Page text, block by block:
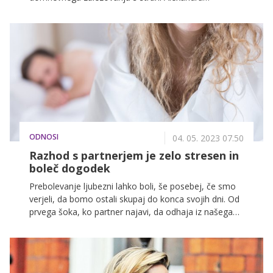
Kardalian, nedavno izpuščen iz zapora, se je pojavil na
njenem posestvu, kar je sprožilo nujno odstranitev in
obvestitev policije.
ODNOSI 04. 05. 2023 07.50
Razhod s partnerjem je zelo stresen in
boleč dogodek
Prebolevanje ljubezni lahko boli, še posebej, če smo
verjeli, da bomo ostali skupaj do konca svojih dni. Od
prvega šoka, ko partner najavi, da odhaja iz našega
korakom, dokler naša ljubezen do njega počasi, a
zanesljivo ne razvodeni. Vse je mogoče v tem
obdobju prebolevanja, od tega, da ga na trenutke še